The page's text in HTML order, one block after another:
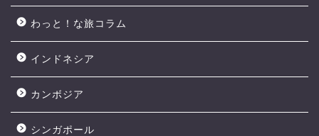
わっと！な旅コラム
インドネシア
カンボジア
シンガポール